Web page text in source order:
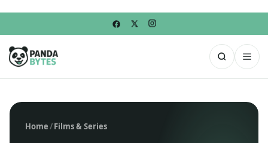
Home/Films & Series